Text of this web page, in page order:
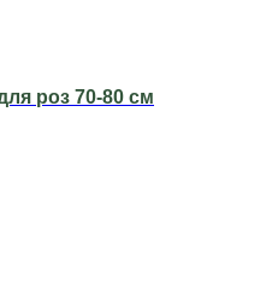
роз 70-80 см